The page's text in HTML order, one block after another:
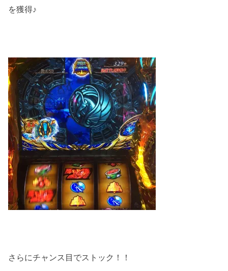
を獲得♪
さらにチャンス目でストック！！